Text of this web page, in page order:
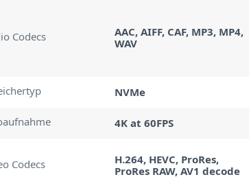
Codecs
AAC, AIFF, CAF, MP3, MP4,
WAV
NVMe
4K at 60FPS
Codecs
H.264, HEVC, ProRes,
ProRes RAW, AV1 decode